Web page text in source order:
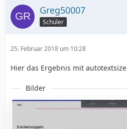
Greg50007
Schüler
25. Februar 2018 um 10:28
Hier das Ergebnis mit autotextsize
Bilder